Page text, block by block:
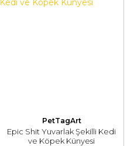
PetTagArt
Epic Shit Yuvarlak Şekilli Kedi
ve Köpek Künyesi